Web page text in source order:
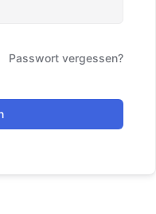
Passwort vergessen?